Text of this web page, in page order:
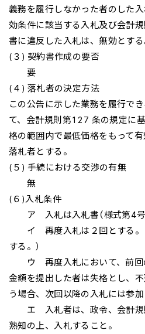
義務を履行しなかった者のした
効条件に該当する入札及び会計
書に違反した入札は、無効とする
(３) 契約書作成の要否
要
(４) 落札者の決定方法
この公告に示した業務を履行で
て、会計規則第127 条の規定に
格の範囲内で最低価格をもって有
落札者とする。
(５) 手続における交渉の有無
無
(６)入札条件
ア 入札は入札書（様式第4号
イ 再度入札は２回とする。
する。）
ウ 再度入札において、前回
金額を提出した者は失格とし、
う場合、次回以降の入札には参
エ 入札者は、政令、会計規
熟知の上、入札すること。